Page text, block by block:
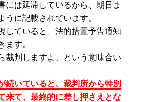
には延滞しているから、期日ま
うに記載されています。
していると、法的措置予告通知
ます。
裁判しますよ、という意味合い
続いていると、裁判所から特別
来て、最終的に差し押さえとな